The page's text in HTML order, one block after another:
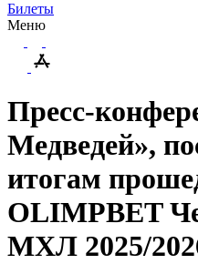
Билеты
Меню
Пресс-
Медведей»,
итогам
OLIMPBET
МХЛ 2025/